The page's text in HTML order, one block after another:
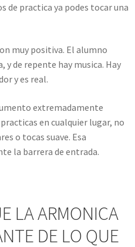
de practica ya podes tocar una
muy positiva. El alumno
y de repente hay musica. Hay
y es real.
extremadamente
en cualquier lugar, no
o tocas suave. Esa
la barrera de entrada.
LA ARMONICA
DE LO QUE